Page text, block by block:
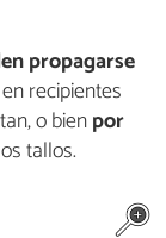
propagarse
recipientes
o bienpor
tallos.